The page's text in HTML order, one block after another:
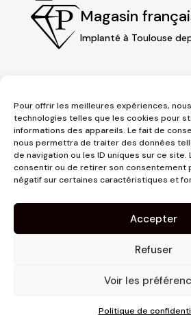
Pour offrir les meilleures expériences,
technologies telles que les cookies pour
informations des appareils. Le fait de
nous permettra de traiter des données
de navigation ou les ID uniques sur ce site.
consentir ou de retirer son consentement
négatif sur certaines caractéristiques et
Accepter
Refuser
Voir les
Politique de
Magasin
Implanté à Toulouse
3 place Jeanne d'Arc
31000 Toulouse
contact@pujolmaison.com
05 62 73 70 73